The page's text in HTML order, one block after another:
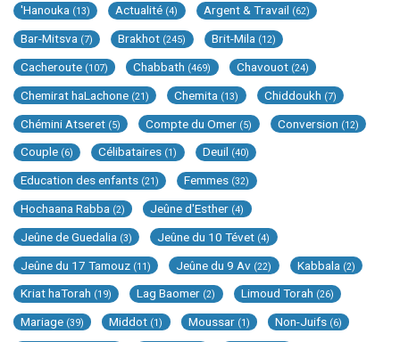
'Hanouka (13) Actualité (4) Argent & Travail (62)
Bar-Mitsva (7) Brakhot (245) Brit-Mila (12)
Cacheroute (107) Chabbath (469) Chavouot (24)
Chemirat haLachone (21) Chemita (13) Chiddoukh (7)
Chémini Atseret (5) Compte du Omer (5) Conversion (12)
Couple (6) Célibataires (1) Deuil (40)
Education des enfants (21) Femmes (32)
Hochaana Rabba (2) Jeûne d'Esther (4)
Jeûne de Guedalia (3) Jeûne du 10 Tévet (4)
Jeûne du 17 Tamouz (11) Jeûne du 9 Av (22) Kabbala (2)
Kriat haTorah (19) Lag Baomer (2) Limoud Torah (26)
Mariage (39) Middot (1) Moussar (1) Non-Juifs (6)